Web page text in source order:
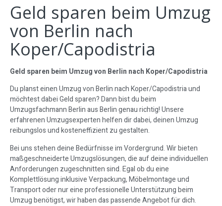
Geld sparen beim Umzug
von Berlin nach
Koper/Capodistria
Geld sparen beim Umzug von Berlin nach Koper/Capodistria
Du planst einen Umzug von Berlin nach Koper/Capodistria und
möchtest dabei Geld sparen? Dann bist du beim
Umzugsfachmann Berlin aus Berlin genau richtig! Unsere
erfahrenen Umzugsexperten helfen dir dabei, deinen Umzug
reibungslos und kosteneffizient zu gestalten.
Bei uns stehen deine Bedürfnisse im Vordergrund. Wir bieten
maßgeschneiderte Umzugslösungen, die auf deine individuellen
Anforderungen zugeschnitten sind. Egal ob du eine
Komplettlösung inklusive Verpackung, Möbelmontage und
Transport oder nur eine professionelle Unterstützung beim
Umzug benötigst, wir haben das passende Angebot für dich.